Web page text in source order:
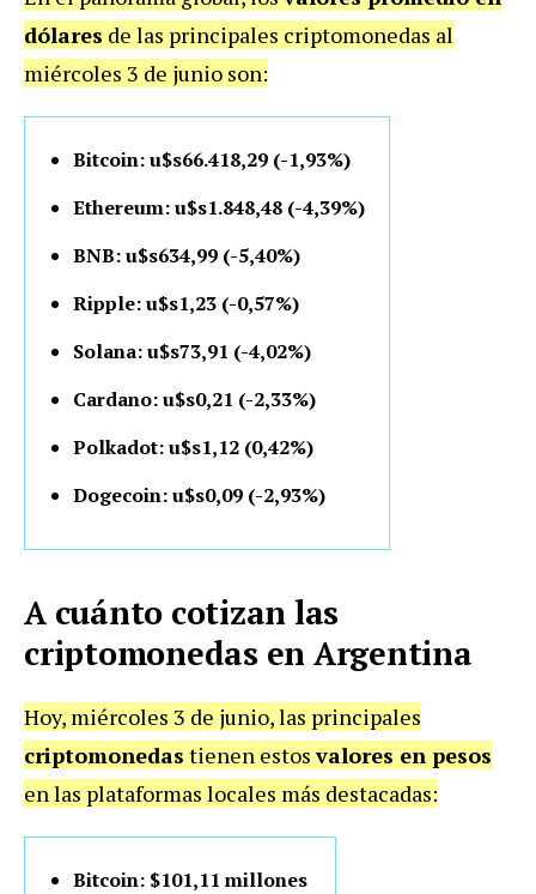
dólares de las principales criptomonedas al
miércoles 3 de junio son:
Bitcoin: u$s66.418,29 (-1,93%)
Ethereum: u$s1.848,48 (-4,39%)
BNB: u$s634,99 (-5,40%)
Ripple: u$s1,23 (-0,57%)
Solana: u$s73,91 (-4,02%)
Cardano: u$s0,21 (-2,33%)
Polkadot: u$s1,12 (0,42%)
Dogecoin: u$s0,09 (-2,93%)
A cuánto cotizan las
criptomonedas en Argentina
Hoy, miércoles 3 de junio, las principales
criptomonedas tienen estosvalores en pesos
en las plataformas locales más destacadas:
Bitcoin: $101,11 millones